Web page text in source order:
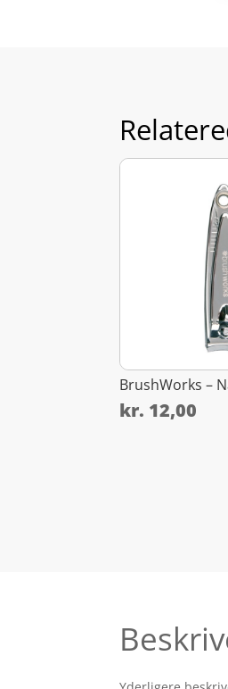
BrushWorks –
kr. 12,00